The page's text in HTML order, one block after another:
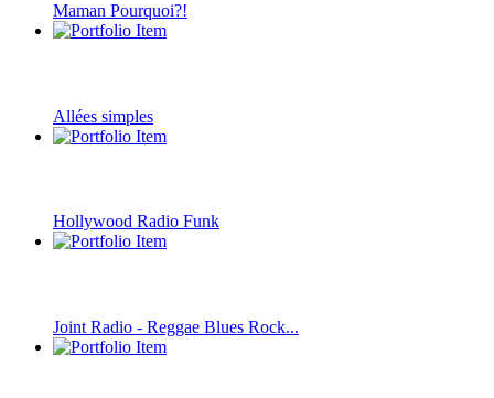
Maman Pourquoi?!
Allées simples
Hollywood Radio Funk
Joint Radio - Reggae Blues Rock...